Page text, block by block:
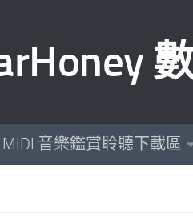
MIDI 音樂鑑賞聆聽下載區